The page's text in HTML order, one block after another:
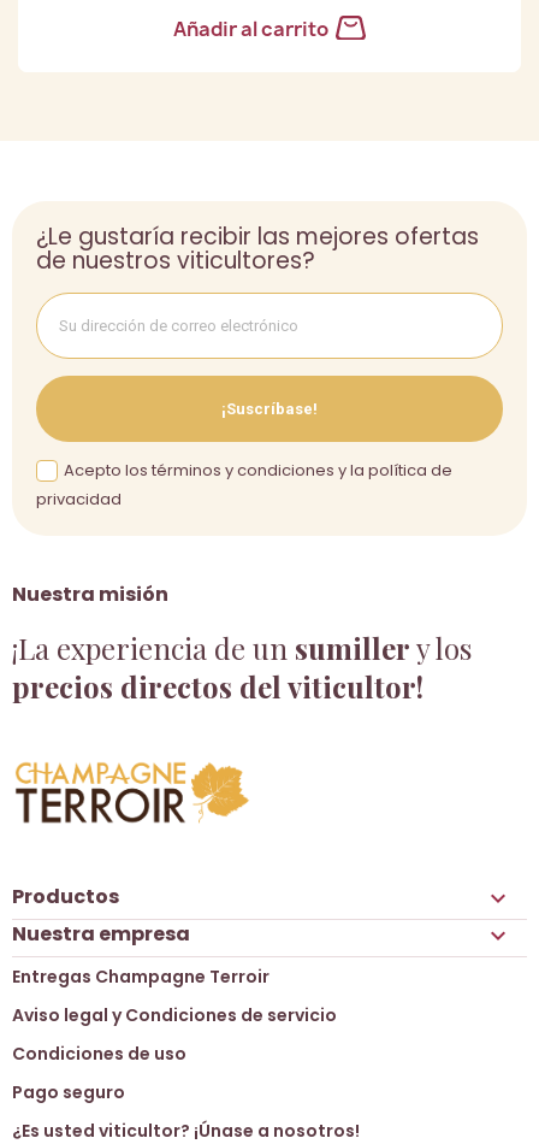
Añadir al carrito
Nuestra misión
¡La experiencia de un sumillery los
precios directos del viticultor!
¿Le gustaría recibir las mejores ofertas
de nuestros viticultores?
¡Suscríbase!
Acepto los términos y condiciones y la política de
privacidad
Productos 
Nuestra empresa 
Entregas Champagne Terroir
Aviso legal y Condiciones de servicio
Condiciones de uso
Pago seguro
¿Es usted viticultor? ¡Únase a nosotros!